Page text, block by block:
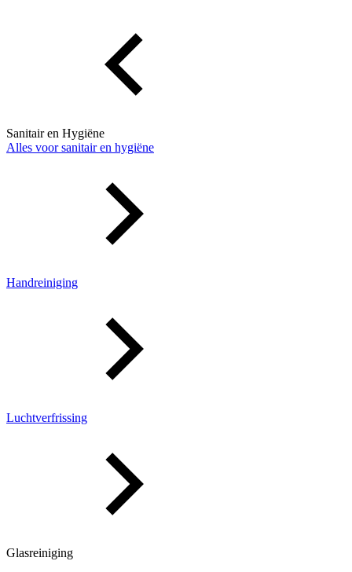
Sanitair en Hygiëne
Alles voor sanitair en hygiëne
Handreiniging
Luchtverfrissing
Glasreiniging